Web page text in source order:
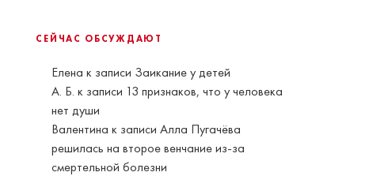
СЕЙЧАС ОБСУЖДАЮТ
Елена к записи Заикание у детей
А. Б. к записи 13 признаков, что у человека
нет души
Валентина к записиАлла Пугачёва
решилась на второе венчание из-за
смертельной болезни